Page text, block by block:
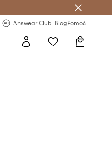
Answear Club BlogPomoč